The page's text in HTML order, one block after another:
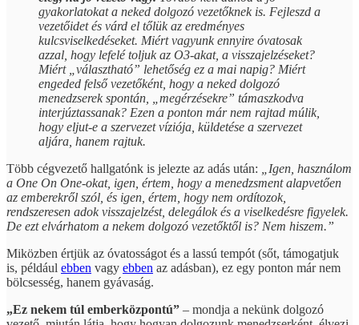
gyakorlatokat a neked dolgozó vezetőknek is. Fejleszd a
vezetőidet és várd el tőlük az eredményes
kulcsviselkedéseket. Miért vagyunk ennyire óvatosak
azzal, hogy lefelé toljuk az O3-akat, a visszajelzéseket?
Miért „választható” lehetőség ez a mai napig? Miért
engeded felső vezetőként, hogy a neked dolgozó
menedzserek spontán, „megérzésekre” támaszkodva
interjúztassanak? Ezen a ponton már nem rajtad múlik,
hogy eljut-e a szervezet víziója, küldetése a szervezet
aljára, hanem rajtuk.
Több cégvezető hallgatónk is jelezte az adás után:
„Igen, használom
a One On One-okat, igen, értem, hogy a menedzsment alapvetően
az emberekről szól, és igen, értem, hogy nem ordítozok,
rendszeresen adok visszajelzést, delegálok és a viselkedésre figyelek.
De ezt elvárhatom a nekem dolgozó vezetőktől is? Nem hiszem.”
Miközben értjük az óvatosságot és a lassú tempót (sőt, támogatjuk
is, például ebben vagy ebben az adásban), ez egy ponton már nem
bölcsesség, hanem gyávaság.
„Ez nekem túl emberközpontú” – mondja a nekünk dolgozó